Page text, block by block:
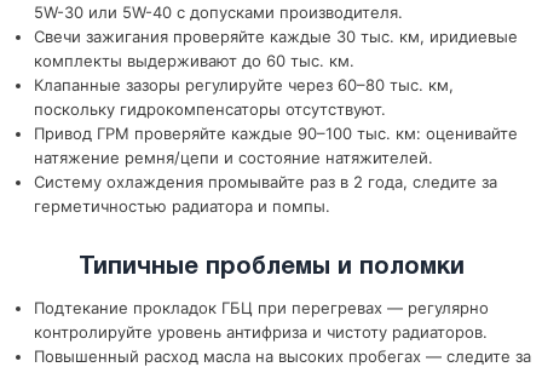
5W-30 или 5W-40 с допусками производителя.
Свечи зажигания проверяйте каждые 30 тыс. км, иридиевые
комплекты выдерживают до 60 тыс. км.
Клапанные зазоры регулируйте через 60–80 тыс. км,
поскольку гидрокомпенсаторы отсутствуют.
Привод ГРМ проверяйте каждые 90–100 тыс. км: оценивайте
натяжение ремня/цепи и состояние натяжителей.
Систему охлаждения промывайте раз в 2 года, следите за
герметичностью радиатора и помпы.
Типичные проблемы и поломки
Подтекание прокладок ГБЦ при перегревах — регулярно
контролируйте уровень антифриза и чистоту радиаторов.
Повышенный расход масла на высоких пробегах — следите за